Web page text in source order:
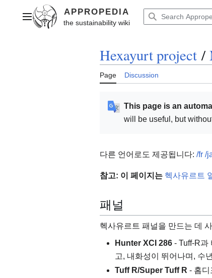
contentMain menu
Hexayurt project /
Page Discussion
This page is an
will be useful, but
다른 언어로도 제공됩니다: /fr /
참고: 이 페이지는 헥사유르트
패널
헥사유르트 패널을 만드는 데
Hunter XCI 286 - Tuff-R과
고, 내화성이 뛰어나며, 수
Tuff R/Super Tuff R - 홈디